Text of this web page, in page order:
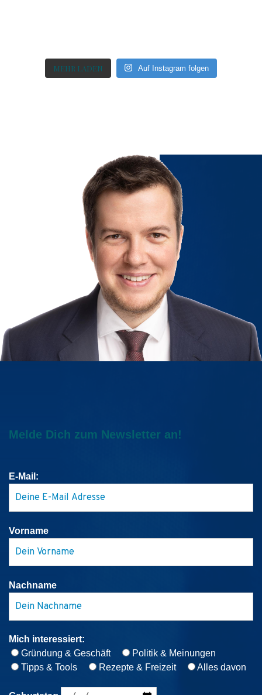
MEHR LADEN Auf Instagram folgen
Melde Dich zum Newsletter an!
E-Mail:
Vorname
Nachname
Mich interessiert:
Gründung & Geschäft
Politik & Meinungen
Tipps & Tools
Rezepte & Freizeit Alles davon